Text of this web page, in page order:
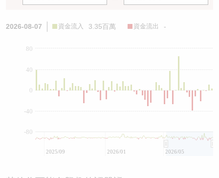
2026-08-07 資金流入 3.35百萬 資金流出 -
-80
0
80
-40
40
2025/09 2026/01 2026/05